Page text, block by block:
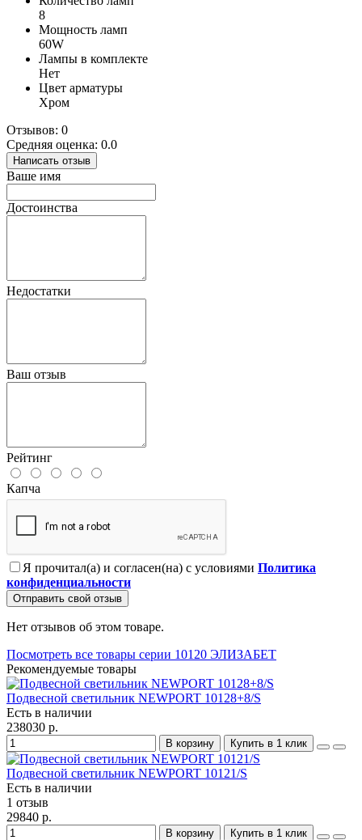
8
Мощность ламп
60W
Лампы в комплекте
Нет
Цвет арматуры
Хром
Отзывов: 0
Средняя оценка: 0.0
Написать отзыв
Ваше имя
Достоинства
Недостатки
Ваш отзыв
Рейтинг
Капча
Я прочитал(а) и согласен(на) с условиями Политика
конфиденциальности
Отправить свой отзыв
Нет отзывов об этом товаре.
Посмотреть все товары серии 10120 ЭЛИЗАБЕТ
Рекомендуемые товары
Подвесной светильник NEWPORT 10128+8/S
Есть в наличии
238030 р.
В корзину Купить в 1 клик
Подвесной светильник NEWPORT 10121/S
Есть в наличии
1 отзыв
29840 р.
В корзину Купить в 1 клик